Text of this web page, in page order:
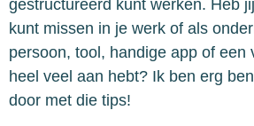
gestructureerd kunt werken. Heb
kunt missen in je werk of als
persoon, tool, handige app of een
heel veel aan hebt? Ik ben erg
door met die tips!